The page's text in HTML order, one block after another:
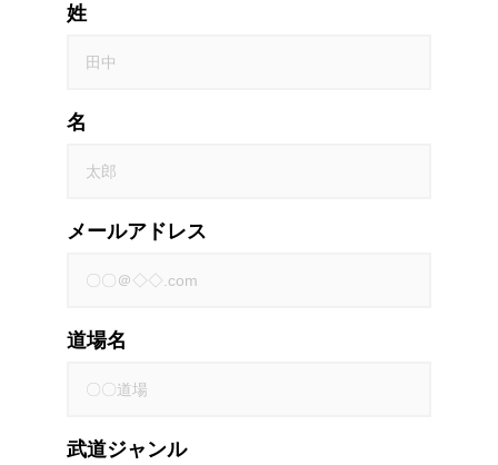
姓
名
メールアドレス
道場名
武道ジャンル